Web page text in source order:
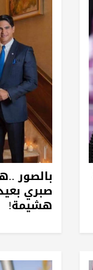
بالصور
صبري
هشيمة!